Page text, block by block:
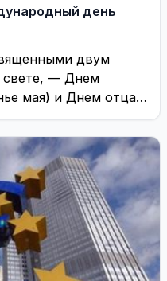
день
двум
— Днем
мая) и Днем отца